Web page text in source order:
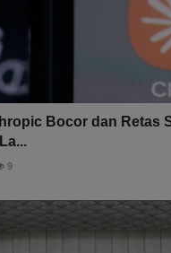
Bocor dan Retas
9